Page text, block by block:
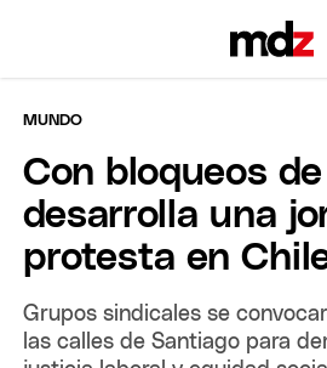
MUNDO
Con bloqueos
desarrolla una
protesta en
Grupos sindicales se
las calles de Santiago para